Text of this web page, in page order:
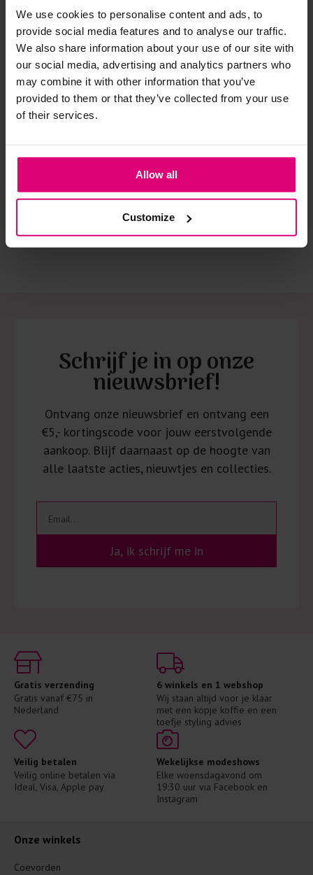
We use cookies to personalise content and ads, to
provide social media features and to analyse our traffic.
We also share information about your use of our site with
our social media, advertising and analytics partners who
may combine it with other information that you’ve
provided to them or that they’ve collected from your use
of their services.
Allow all
Customize
Strijkijzer/droogtrommel:
Kledingstukken met elastine zijn niet bestand tegen de hitte
van het strijkijzer en/of de droogtrommel. Ook in veel
spijkerbroeken is elastine (stretch) verwerkt en mogen dus
niet gestreken worden en/of in de droogtrommel.
Gilet zilveren knoop
€ 129,00
Reversible gilet
€ 169,00
Schrijf je in op onze
nieuwsbrief!
Ontvang onze nieuwsbrief en ontvang een
€5,- kortingscode voor jouw eerstvolgende
aankoop. Blijf daarnaast op de hoogte van
alle laatste acties, nieuwtjes en collecties.
Ja, ik schrijf me in
Gratis verzending
Gratis vanaf €75 in
Nederland
6 winkels en 1 webshop
Wij staan altijd voor je klaar
met een kopje koffie en een
toefje styling advies
Veilig betalen
Veilig online betalen via
Ideal, Visa, Apple pay
Wekelijkse modeshows
Elke woensdagavond om
19:30 uur via Facebook en
Instagram
Onze winkels
Coevorden